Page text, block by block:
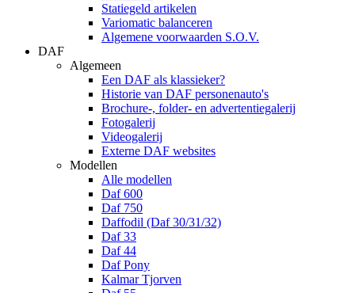
Statiegeld artikelen
Variomatic balanceren
Algemene voorwaarden S.O.V.
DAF
Algemeen
Een DAF als klassieker?
Historie van DAF personenauto's
Brochure-, folder- en advertentiegalerij
Fotogalerij
Videogalerij
Externe DAF websites
Modellen
Alle modellen
Daf 600
Daf 750
Daffodil (Daf 30/31/32)
Daf 33
Daf 44
Daf Pony
Kalmar Tjorven